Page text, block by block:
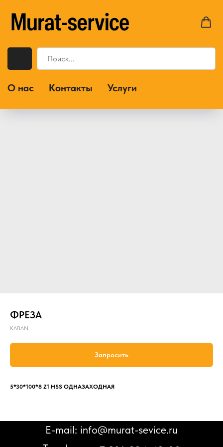
О нас Контакты Услуги
ФРЕЗА
KABAN
Запросить
5*30*100*8 Z1 HSS ОДНАЗАХОДНАЯ
E-mail: info@murat-sevice.ru